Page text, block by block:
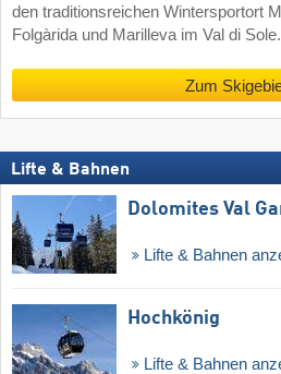
den traditionsreichen Wintersportort
Folgàrida und Marilleva im Val di Sole.
Zum
Lifte & Bahnen
Dolomites Val
Lifte & Bahnen
Hochkönig
Lifte & Bahnen